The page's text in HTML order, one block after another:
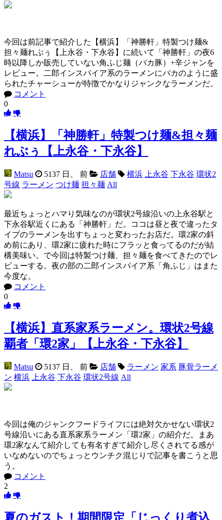
今回は前記事で紹介した【横浜】「神勝軒」特製つけ麺&
担々麺れぶぅ【上永谷・下永谷】に続いて「神勝軒」の夜6
時以降しか販売していない角ふじ麺（バカ豚）+辛ジャンを
レビュー。二郎インスパイア系のラーメンにバカのように盛
られたチャーシューが特徴でかなりジャンクなラーメンだ。
コメント
0
【横浜】「神勝軒」特製つけ麺&担々麺
れぶぅ【上永谷・下永谷】
Matsu 5137 日、 前 店舗 横浜 上永谷 下永谷 環状2
号線 ラーメン つけ麺 担々麺 All
最近ちょっとハマり気味なのが環状2号線沿いの上永谷駅と
下永谷駅近くにある「神勝軒」だ。ココは昼と夜で違ったタ
イプのラーメンを出すちょっと変わったお店だ。環2家の斜
め前にあり、環2家に疲れた時にフラッと食ってるのだが結
構美味い。で今回は特製つけ麺、担々麺を食べてきたのでレ
ビューする。夜の部の二郎インスパイア系「角ふじ」はまた
今度な。
コメント
0
【横浜】直系家系ラーメン。環状2号線
覇者「環2家」【上永谷・下永谷】
Matsu 5137 日、 前 店舗 ラーメン 家系 豚骨ラーメ
ン 横浜 上永谷 下永谷 環状2号線 All
今回は俺のジャンクフードライフには絶対欠かせない環状2
号線沿いにある直系家系ラーメン「環2家」の紹介だ。まあ
環2家なんて紹介しても有名すぎて紹介し尽くされてる感が
いなめないのでちょっとウンチク混じりで記事を書こうと思
う。
コメント
2
夏のガスト！期間限定「じっくり煮込